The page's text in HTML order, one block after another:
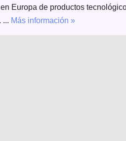
Europa de productos
... Más información »